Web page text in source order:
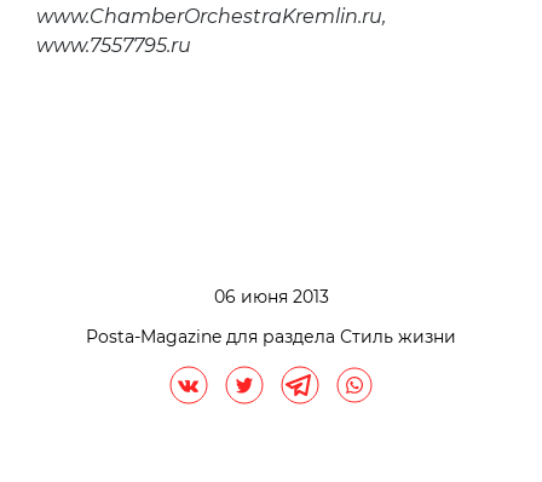
www.ChamberOrchestraKremlin.ru,
www.7557795.ru
06 июня 2013
Posta-Magazine для раздела Стиль жизни